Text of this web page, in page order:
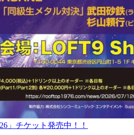
」チケット発売中！！